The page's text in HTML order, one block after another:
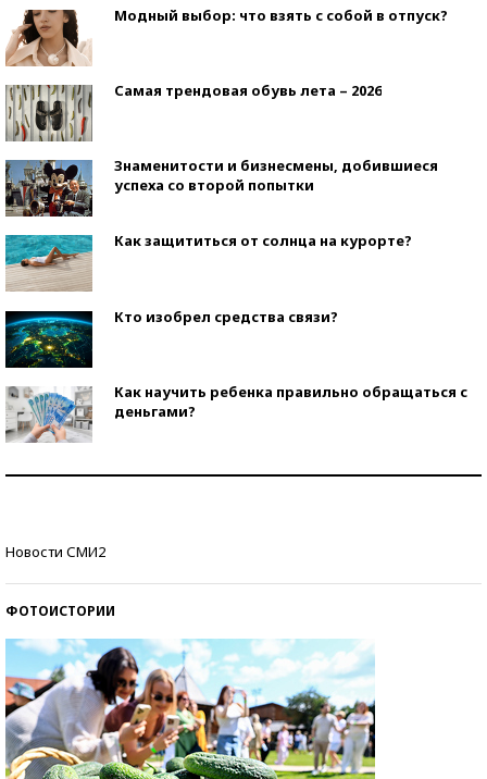
Модный выбор: что взять с собой в отпуск?
Самая трендовая обувь лета – 2026
Знаменитости и бизнесмены, добившиеся
успеха со второй попытки
Как защититься от солнца на курорте?
Кто изобрел средства связи?
Как научить ребенка правильно обращаться с
деньгами?
Новости СМИ2
ФОТОИСТОРИИ